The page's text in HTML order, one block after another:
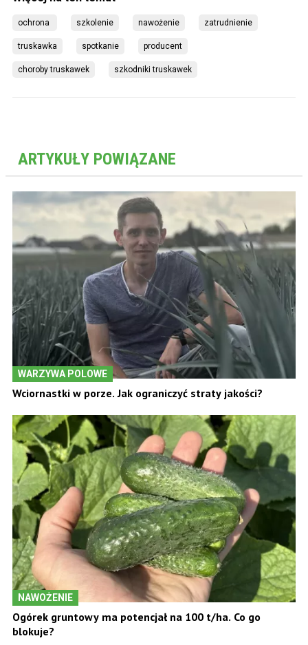
ochrona szkolenie nawożenie zatrudnienie
truskawka spotkanie producent
choroby truskawek szkodniki truskawek
ARTYKUŁY POWIĄZANE
WARZYWA POLOWE
Wciornastki w porze. Jak ograniczyć straty jakości?
NAWOŻENIE
Ogórek gruntowy ma potencjał na 100 t/ha. Co go
blokuje?